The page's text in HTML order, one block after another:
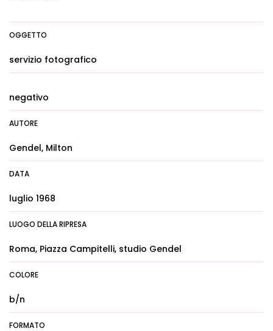
OGGETTO
servizio fotografico
negativo
AUTORE
Gendel, Milton
DATA
luglio 1968
LUOGO DELLA RIPRESA
Roma, Piazza Campitelli, studio Gendel
COLORE
b/n
FORMATO